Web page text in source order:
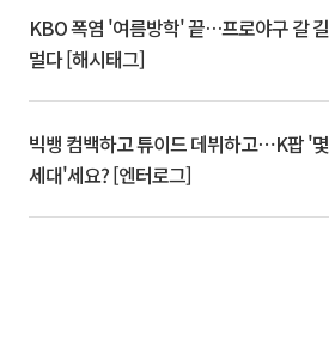
KBO 폭염 '여름방학' 끝…프로야구 갈 길
멀다 [해시태그]
빅뱅 컴백하고 튜이드 데뷔하고⋯K팝 '몇
세대'세요? [엔터로그]